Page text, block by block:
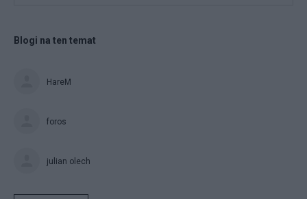
Blogi na ten temat
HareM
foros
julian olech